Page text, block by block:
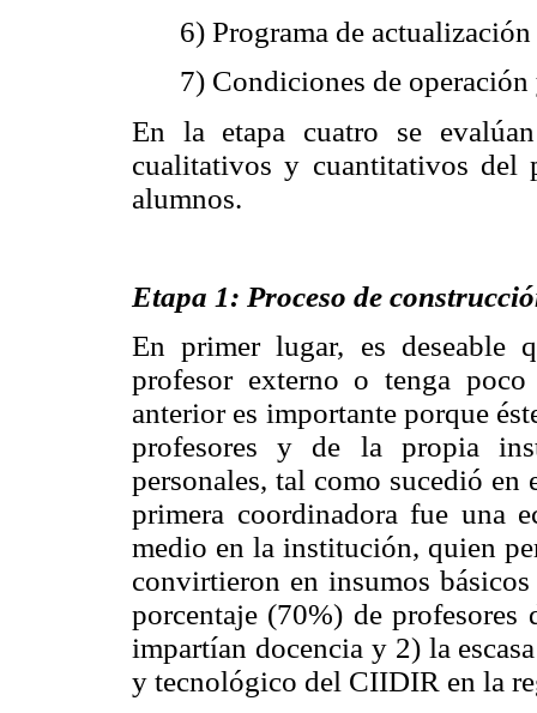
6) Programa de
7) Condiciones de
En la etapa cuatro se
cualitativos y cuantitativos del
alumnos.
Etapa 1: Proceso de
En primer lugar, es deseable
profesor externo o tenga
anterior es importante porque
profesores y de la propia
personales, tal como sucedió
primera coordinadora fue una
medio en la institución, quien
convirtieron en insumos
porcentaje (70%) de
impartían docencia y 2) la
y tecnológico del CIIDIR en la